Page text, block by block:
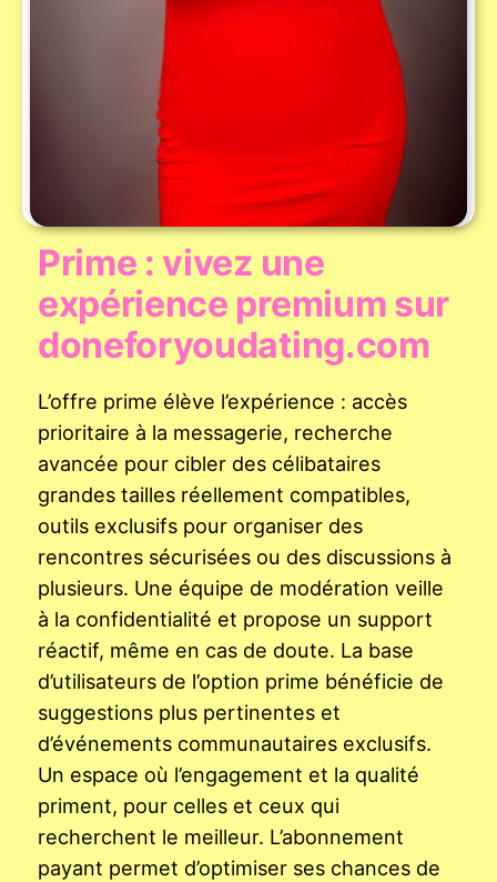
Prime : vivez une
expérience premium sur
doneforyoudating.com
L’offre prime élève l’expérience : accès
prioritaire à la messagerie, recherche
avancée pour cibler des célibataires
grandes tailles réellement compatibles,
outils exclusifs pour organiser des
rencontres sécurisées ou des discussions à
plusieurs. Une équipe de modération veille
à la confidentialité et propose un support
réactif, même en cas de doute. La base
d’utilisateurs de l’option prime bénéficie de
suggestions plus pertinentes et
d’événements communautaires exclusifs.
Un espace où l’engagement et la qualité
priment, pour celles et ceux qui
recherchent le meilleur. L’abonnement
payant permet d’optimiser ses chances de